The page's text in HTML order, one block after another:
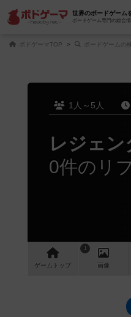
世界のボードゲーム
ボードゲーム専門の総合
ボドゲーマTOP ボードゲームの
1人～5人
レジェ
0件のリ
ゲーム トップ
1
画像